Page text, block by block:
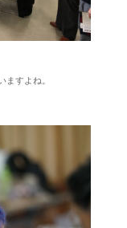
ますよね。